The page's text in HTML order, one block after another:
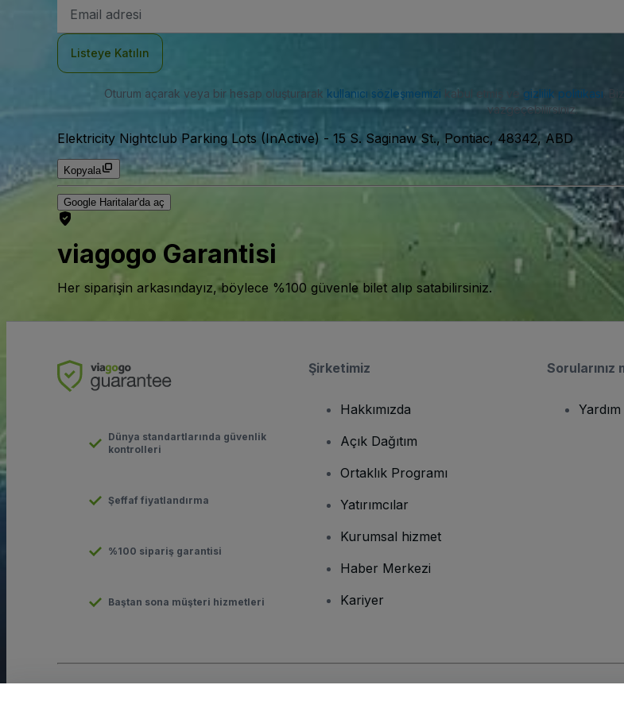
posta
Listeye Katılın
Oturum açarak veya bir hesap oluşturarak kullanıcı sözleşmemizi kabul etmiş ve gizlilik politikası .
vazgeçebilirsiniz.
Elektricity Nightclub Parking Lots (InActive) - 15 S. Saginaw St., Pontiac, 48342, ABD
Kopyala
Google Haritalar'da aç
viagogo Garantisi
Her siparişin arkasındayız, böylece %100 güvenle bilet alıp satabilirsiniz.
Dünya standartlarında güvenlik
kontrolleri
Şeffaf fiyatlandırma
%100 sipariş garantisi
Baştan sona müşteri hizmetleri
Şirketimiz
Hakkımızda
Açık Dağıtım
Ortaklık Programı
Yatırımcılar
Kurumsal hizmet
Haber Merkezi
Kariyer
Sorularınız